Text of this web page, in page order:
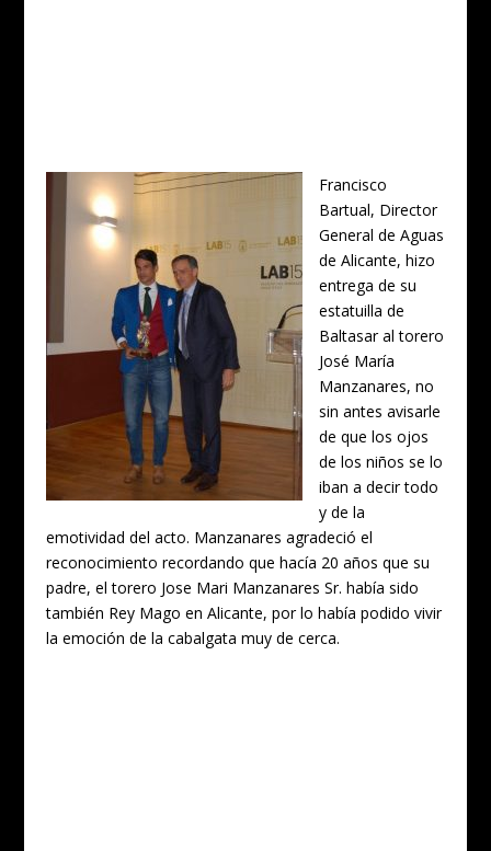
Francisco
Bartual, Director
General de Aguas
de Alicante, hizo
entrega de su
estatuilla de
Baltasar al torero
José María
Manzanares, no
sin antes avisarle
de que los ojos
de los niños se lo
iban a decir todo
y de la
emotividad del acto. Manzanares agradeció el
reconocimiento recordando que hacía 20 años que su
padre, el torero Jose Mari Manzanares Sr. había sido
también Rey Mago en Alicante, por lo había podido vivir
la emoción de la cabalgata muy de cerca.